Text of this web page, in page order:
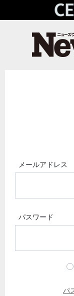
メールアドレス
パスワード
パ